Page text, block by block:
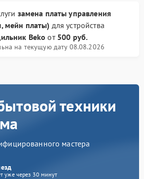
замена платы управления
мейн платы) для устройства
Beko от 500 руб.
на текущую дату 08.08.2026
техники
мастера
уже через 30 минут